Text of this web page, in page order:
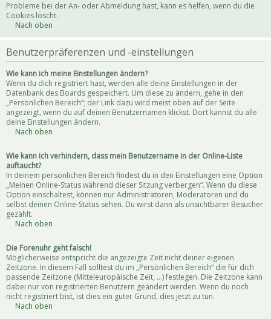
Probleme bei der An- oder Abmeldung hast, kann es helfen, wenn du die
Cookies löscht.
Nach oben
Benutzerpräferenzen und -einstellungen
Wie kann ich meine Einstellungen ändern?
Wenn du dich registriert hast, werden alle deine Einstellungen in der
Datenbank des Boards gespeichert. Um diese zu ändern, gehe in den
„Persönlichen Bereich“; der Link dazu wird meist oben auf der Seite
angezeigt, wenn du auf deinen Benutzernamen klickst. Dort kannst du alle
deine Einstellungen ändern.
Nach oben
Wie kann ich verhindern, dass mein Benutzername in der Online-Liste
auftaucht?
In deinem persönlichen Bereich findest du in den Einstellungen eine Option
„Meinen Online-Status während dieser Sitzung verbergen“. Wenn du diese
Option einschaltest, können nur Administratoren, Moderatoren und du
selbst deinen Online-Status sehen. Du wirst dann als unsichtbarer Besucher
gezählt.
Nach oben
Die Forenuhr geht falsch!
Möglicherweise entspricht die angezeigte Zeit nicht deiner eigenen
Zeitzone. In diesem Fall solltest du im „Persönlichen Bereich“ die für dich
passende Zeitzone (Mitteleuropäische Zeit, ...) festlegen. Die Zeitzone kann
dabei nur von registrierten Benutzern geändert werden. Wenn du noch
nicht registriert bist, ist dies ein guter Grund, dies jetzt zu tun.
Nach oben